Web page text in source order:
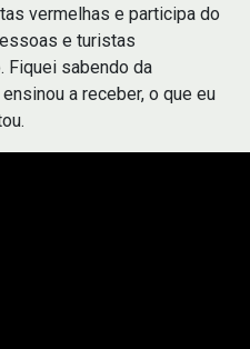
vermelhas e participa do
e turistas
Fiquei sabendo da
a receber, o que eu